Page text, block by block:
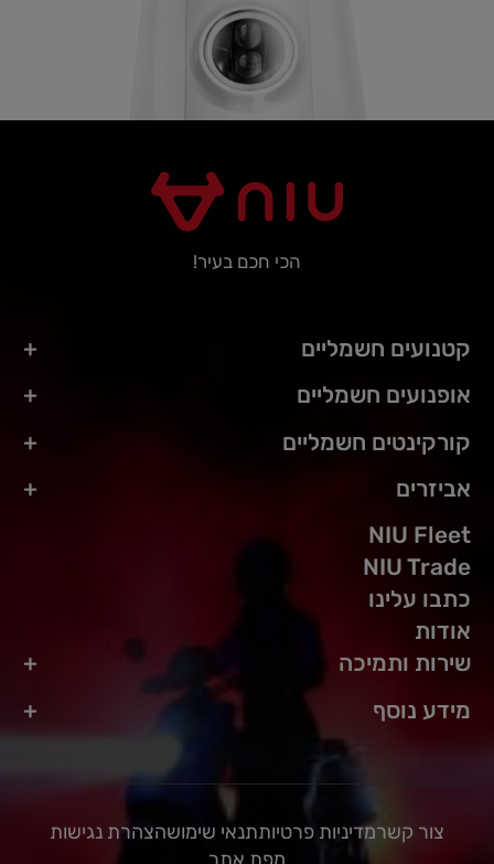
הכי חכם בעיר!
קטנועים חשמליים
אופנועים חשמליים
קורקינטים חשמליים
אביזרים
NIU Fleet
NIU Trade
כתבו עלינו
אודות
שירות ותמיכה
מידע נוסף
צור קשרמדיניות פרטיותתנאי שימושהצהרת נגישות
מפת אתר